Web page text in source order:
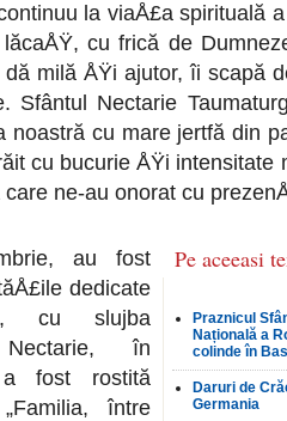
la viaÅ£a spirituală
cu frică de
milă ÅŸi ajutor, îi scapă
Sfântul Nectarie
noastră cu mare jertfă din
cu bucurie ÅŸi intensitate
ne-au onorat cu
Pe aceeasi
Praznicul
Națională a
colinde în
Daruri de
Germania
au fost
dedicate
cu slujba
în
a fost rostită
între